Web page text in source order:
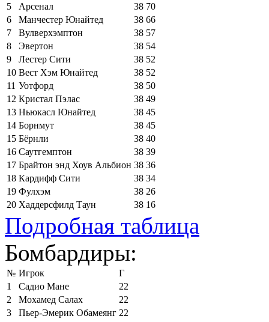
5
Арсенал 38 70
6
Манчестер Юнайтед 38 66
7
Вулверхэмптон 38 57
8
Эвертон 38 54
9
Лестер Сити 38 52
10 Вест Хэм Юнайтед 38 52
11 Уотфорд 38 50
12 Кристал Пэлас 38 49
13 Ньюкасл Юнайтед 38 45
14 Борнмут 38 45
15 Бёрнли 38 40
16 Саутгемптон 38 39
17 Брайтон энд Хоув Альбион 38 36
18 Кардифф Сити 38 34
19 Фулхэм 38 26
20 Хаддерсфилд Таун 38 16
Подробная таблица
Бомбардиры:
№ Игрок
Г
1
Садио Мане
22
2
Мохамед Салах
22
3
Пьер-Эмерик Обамеянг 22